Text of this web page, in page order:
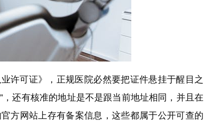
许可证》，正规医院必然要把证件悬挂于醒目之
，还有核准的地址是不是跟当前地址相同，并且在
方网站上存有备案信息，这些都属于公开可查的